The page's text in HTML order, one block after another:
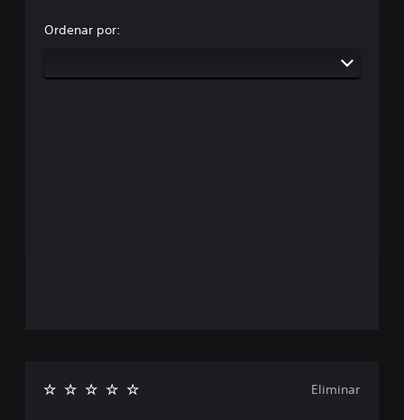
Ordenar por:
Eliminar